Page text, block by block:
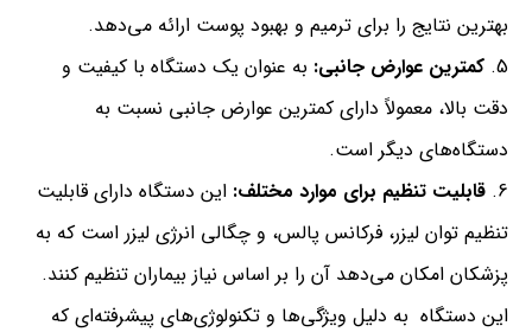
بهترین نتایج را برای ترمیم و بهبود پوست ارائه می‌دهد.
کمترین عوارض جانبی: به عنوان یک دستگاه با کیفیت و
دقت بالا، معمولاً دارای کمترین عوارض جانبی نسبت به
دستگاه‌های دیگر است.
قابلیت تنظیم برای موارد مختلف: این دستگاه دارای قابلیت
تنظیم توان لیزر، فرکانس پالس، و چگالی انرژی لیزر است که به
پزشکان امکان می‌دهد آن را بر اساس نیاز بیماران تنظیم کنند.
این دستگاه به دلیل ویژگی‌ها و تکنولوژی‌های پیشرفته‌ای که